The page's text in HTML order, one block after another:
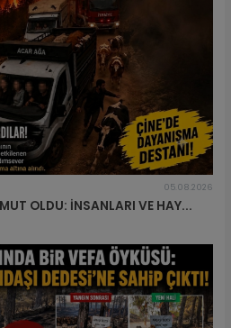
05.08.2026
OLDU: İNSANLARI VE HAY...